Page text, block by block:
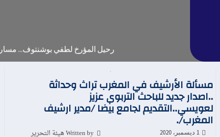
رحيل المؤرخ لطفي بوشنتوف... مسار
مسألة الأرشيف في المغرب تراث وحداثة
..اصدار جديد للباحث التربوي عزيز
لعويسي..التقديم لجامع بيضا /مدير ارشيف
المغرب/.
1 ديسمبر، 2020